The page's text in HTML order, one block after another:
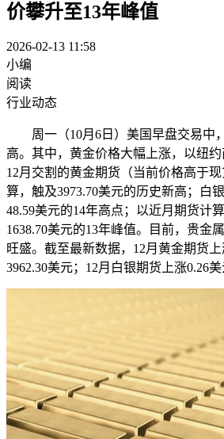
价攀升至13年峰值
2026-02-13 11:58
小编
阅读
行业动态
周一（10月6日）美国早盘交易中
高。其中，黄金价格大幅上涨，以纽约
12月交割的黄金期货（当前价格高于
算，触及3973.70美元的历史新高；白
48.59美元的14年高点；以近月期货计
1638.70美元的13年峰值。目前，贵金
旺盛。截至最新数据，12月黄金期货上
3962.30美元；12月白银期货上涨0.26美